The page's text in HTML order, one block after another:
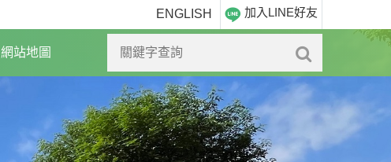
ENGLISH 加入LINE好友
網站地圖